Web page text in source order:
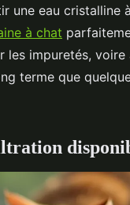
une eau cristalline
à chat
les impuretés, voire
terme que